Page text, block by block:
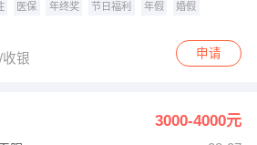
医保 年终奖 节日福利 年假 婚假
银 申请
3000-4000元